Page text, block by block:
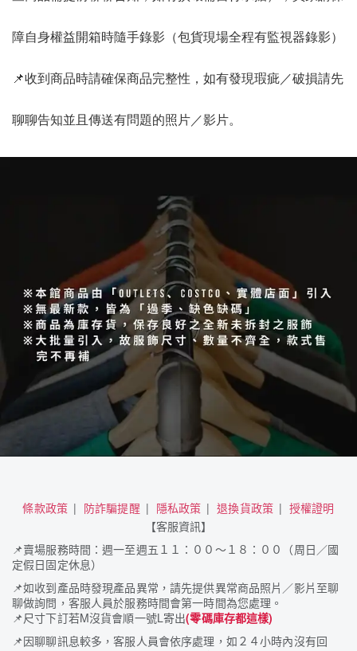
障自身權益開箱時隨手錄影（包貨現場全程有監視器錄影）
📌收到商品時請確保商品完整性，如有發現瑕疵／破損請先
聊聊告知並且傳送有問題的照片／影片。
條款政策 防詐騙提醒 隱私政策 退換貨政策
授權證明
【客服資訊】
📌賣場服務時間：週一至週五１１：００～１８：００（周日／國
定假日固定休息）
📌如收到產品時發現產品異常，請先提供異常商品照片／影片至聊
聊做詢問，客服人員於服務時間會第一時間為您處理。
📌尺寸下訂若M沒貨會順一號L寄出(零碼庫存都這樣)
📌因聊聊訊息較多，客服人員會依序處理，如２４小時內沒有回